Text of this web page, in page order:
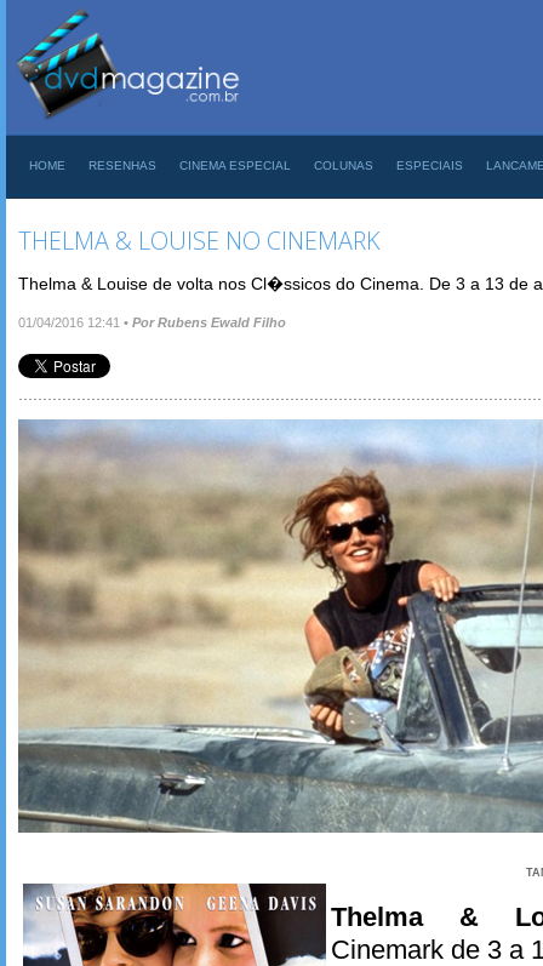
HOME RESENHAS CINEMA ESPECIAL COLUNAS ESPECIAIS
THELMA & LOUISE NO CINEMARK
Thelma & Louise de volta nos Cl�ssicos do Cinema. De 3 a 13 de
01/04/2016 12:41 • Por Rubens Ewald Filho
Thelma &
Cinemark de 3 a